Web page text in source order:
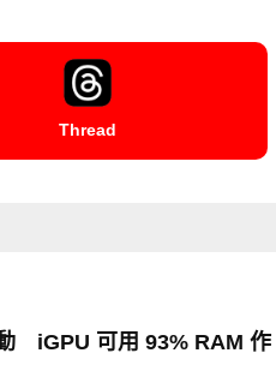
Thread
iGPU 可用 93% RAM 作